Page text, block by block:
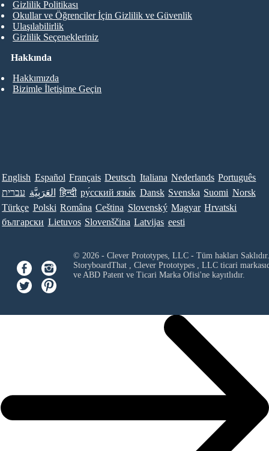
Hakkında
Hakkımızda
Bizimle İletişime Geçin
Gizlilik Politikası
Okullar ve Öğrenciler İçin Gizlilik ve Güvenlik
Ulaşılabilirlik
Gizlilik Seçenekleriniz
English Español Français Deutsch Italiana Nederlands Português
עברית العَرَبِيَّة हिन्दी ру́сский язы́к Dansk Svenska Suomi Norsk
Türkçe Polski Româna Ceština Slovenský Magyar Hrvatski
български Lietuvos Slovenščina Latvijas eesti
© 2026 - Clever Prototypes, LLC - Tüm hakları Saklıdır.
StoryboardThat , Clever Prototypes , LLCticari
ve ABD Patent ve Ticari Marka Ofisi'ne kayıtlıdır.